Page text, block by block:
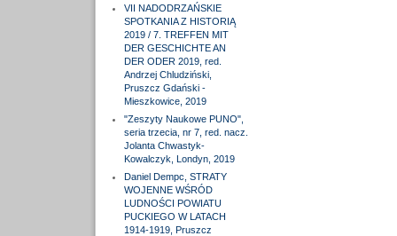
VII NADODRZAŃSKIE
SPOTKANIA Z HISTORIĄ
2019 / 7. TREFFEN MIT
DER GESCHICHTE AN
DER ODER 2019, red.
Andrzej Chludziński,
Pruszcz Gdański -
Mieszkowice, 2019
"Zeszyty Naukowe PUNO",
seria trzecia, nr 7, red. nacz.
Jolanta Chwastyk-
Kowalczyk, Londyn, 2019
Daniel Dempc, STRATY
WOJENNE WŚRÓD
LUDNOŚCI POWIATU
PUCKIEGO W LATACH
1914-1919, Pruszcz